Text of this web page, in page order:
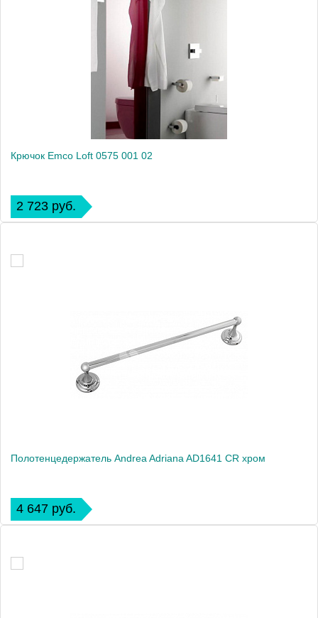
Крючок Emco Loft 0575 001 02
2 723 руб.
Полотенцедержатель Andrea Adriana AD1641 CR хром
4 647 руб.